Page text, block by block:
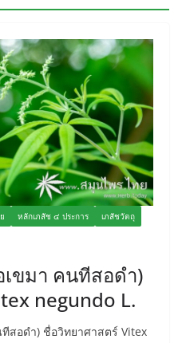
หลักเภสัช ๔ ประการ เภสัชวัตถุ
ขมา คนทีสอดำ)
negundo L.
สอดำ) ชื่อวิทยาศาสตร์ Vitex